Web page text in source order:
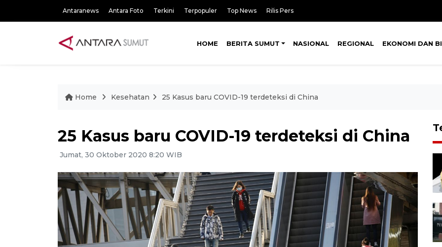
Antaranews Antara Foto Terkini Terpopuler Top News Rilis Pers
HOME BERITA SUMUT NASIONAL REGIONAL EKONOMI DAN
Home Kesehatan 25 Kasus baru COVID-19 terdeteksi di China
25 Kasus baru COVID-19 terdeteksi di China
Jumat, 30 Oktober 2020 8:20 WIB